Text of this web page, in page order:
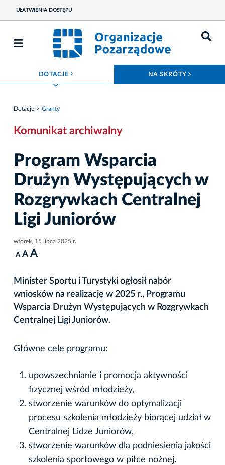
UŁATWIENIA DOSTĘPU
DOTACJE ROZWIŃ MENU NA SKRÓTY
Dotacje Granty
Komunikat archiwalny
Program Wsparcia
Drużyn Występujących w
Rozgrywkach Centralnej
Ligi Juniorów
wtorek, 15 lipca 2025 r.
A A A
Minister Sportu i Turystyki ogłosił nabór
wniosków na realizację w 2025 r., Programu
Wsparcia Drużyn Występujących w Rozgrywkach
Centralnej Ligi Juniorów.
Główne cele programu:
upowszechnianie i promocja aktywności
fizycznej wśród młodzieży,
stworzenie warunków do optymalizacji
procesu szkolenia młodzieży biorącej udział w
Centralnej Lidze Juniorów,
stworzenie warunków dla podniesienia jakości
szkolenia sportowego w piłce nożnej.